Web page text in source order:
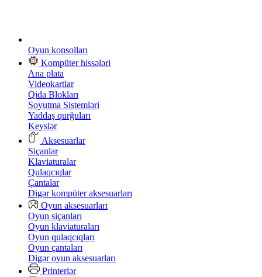
Oyun konsolları
Kompüter hissələri
Ana plata
Videokartlar
Qida Blokları
Soyutma Sistemləri
Yaddaş qurğuları
Keyslər
Aksesuarlar
Siçanlar
Klaviaturalar
Qulaqcıqlar
Çantalar
Digər kompüter aksesuarları
Oyun aksesuarları
Oyun siçanları
Oyun klaviaturaları
Oyun qulaqcıqları
Oyun çantaları
Digər oyun aksesuarları
Printerlər